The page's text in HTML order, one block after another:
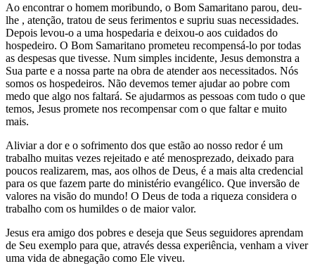
Ao encontrar o homem moribundo, o Bom Samaritano parou, deu-
lhe , atenção, tratou de seus ferimentos e supriu suas necessidades.
Depois levou-o a uma hospedaria e deixou-o aos cuidados do
hospedeiro. O Bom Samaritano prometeu recompensá-lo por todas
as despesas que tivesse. Num simples incidente, Jesus demonstra a
Sua parte e a nossa parte na obra de atender aos necessitados. Nós
somos os hospedeiros. Não devemos temer ajudar ao pobre com
medo que algo nos faltará. Se ajudarmos as pessoas com tudo o que
temos, Jesus promete nos recompensar com o que faltar e muito
mais.
Aliviar a dor e o sofrimento dos que estão ao nosso redor é um
trabalho muitas vezes rejeitado e até menosprezado, deixado para
poucos realizarem, mas, aos olhos de Deus, é a mais alta credencial
para os que fazem parte do ministério evangélico. Que inversão de
valores na visão do mundo! O Deus de toda a riqueza considera o
trabalho com os humildes o de maior valor.
Jesus era amigo dos pobres e deseja que Seus seguidores aprendam
de Seu exemplo para que, através dessa experiência, venham a viver
uma vida de abnegação como Ele viveu.